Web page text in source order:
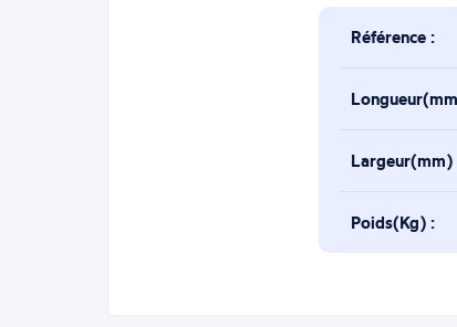
Référence :
Largeur(mm)
Poids(Kg) :